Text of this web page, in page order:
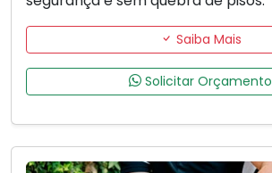
Saiba Mais
Solicitar Orçamento